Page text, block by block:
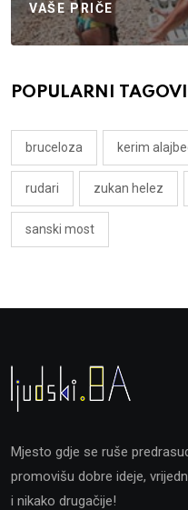
VAŠE PRIČE
POPULARNI TAGOVI
bruceloza kerim
rudari zukan helez
sanski most
Mjesto gdje se ruše
promovišu dobre ideje,
i nikako drugačije!